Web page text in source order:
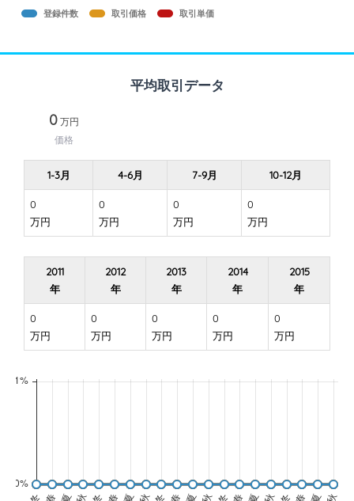
登録件数 取引価格 取引単価
平均取引データ
0 万円
価格
1-3月 4-6月 7-9月 10-12月
0
万円
0
万円
0
万円
0
万円
2011
年
2012
年
2013
年
2014
年
2015
年
0
万円
0
万円
0
万円
0
万円
0
万円